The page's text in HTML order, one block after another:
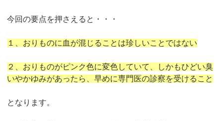
今回の要点を押さえると・・・
１、おりものに血が混じることは珍しいことではない
２、おりものがピンク色に変色していて、しかもひどい臭
いやかゆみがあったら、早めに専門医の診察を受けること
となります。